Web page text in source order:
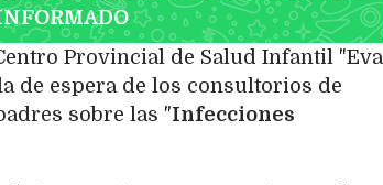
Provincial de Salud Infantil "Eva
de espera de los consultorios de
sobre las "Infecciones